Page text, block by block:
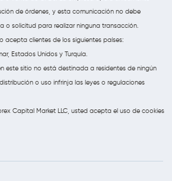
de órdenes, y esta comunicación no debe
o solicitud para realizar ninguna transacción.
acepta clientes de los siguientes países:
Estados Unidos y Turquía.
este sitio no está destinada a residentes de ningún
o uso infrinja las leyes o regulaciones
Capital Market LLC, usted acepta el uso de cookies